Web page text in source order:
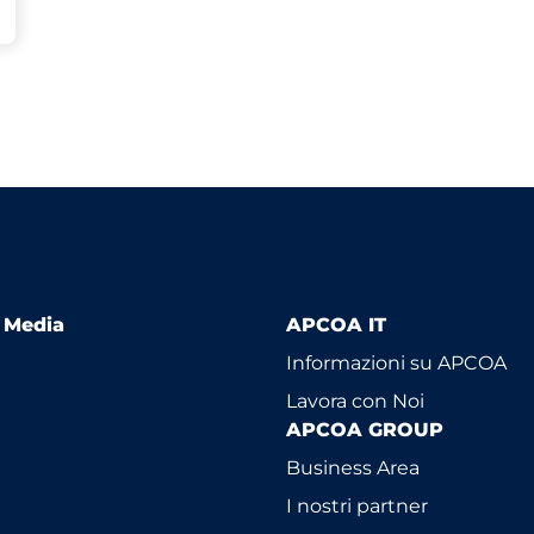
APCOA IT
Informazioni su APCOA
Lavora con Noi
APCOA GROUP
Business Area
I nostri partner